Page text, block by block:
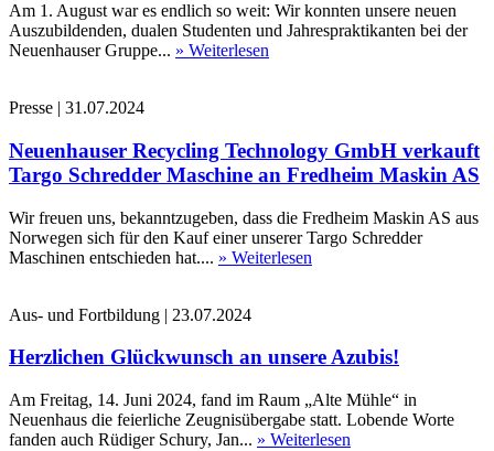
Am 1. August war es endlich so weit: Wir konnten unsere neuen
Auszubildenden, dualen Studenten und Jahrespraktikanten bei der
Neuenhauser Gruppe... » Weiterlesen
Presse | 31.07.2024
Neuenhauser Recycling Technology GmbH verkauft
Targo Schredder Maschine an Fredheim Maskin AS
Wir freuen uns, bekanntzugeben, dass die Fredheim Maskin AS aus
Norwegen sich für den Kauf einer unserer Targo Schredder
Maschinen entschieden hat.... » Weiterlesen
Aus- und Fortbildung | 23.07.2024
Herzlichen Glückwunsch an unsere Azubis!
Am Freitag, 14. Juni 2024, fand im Raum „Alte Mühle“ in
Neuenhaus die feierliche Zeugnisübergabe statt. Lobende Worte
fanden auch Rüdiger Schury, Jan... » Weiterlesen